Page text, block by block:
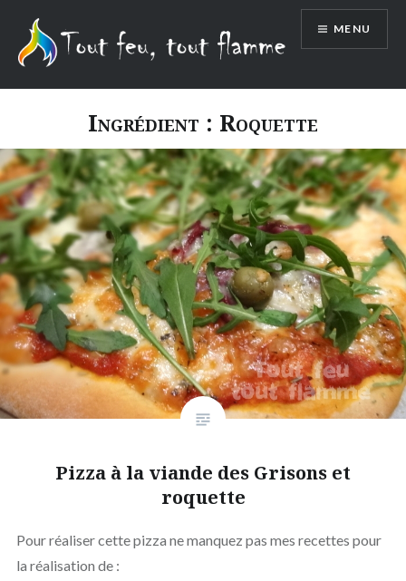
contenu
MENU
Ingrédient : Roquette
Pizza à la viande des Grisons et
roquette
Pour réaliser cette pizza ne manquez pas mes recettes pour
la réalisation de :